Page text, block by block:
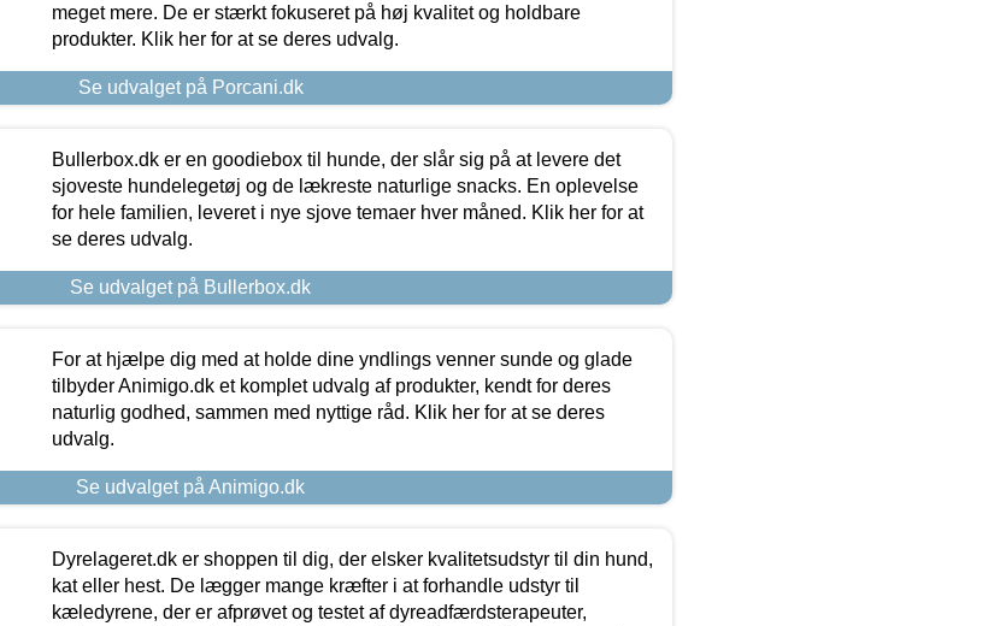
meget mere. De er stærkt fokuseret på høj kvalitet og holdbare
produkter. Klik her for at se deres udvalg.
Se udvalget på Porcani.dk
Bullerbox.dk er en goodiebox til hunde, der slår sig på at levere det
sjoveste hundelegetøj og de lækreste naturlige snacks. En oplevelse
for hele familien, leveret i nye sjove temaer hver måned. Klik her for at
se deres udvalg.
Se udvalget på Bullerbox.dk
For at hjælpe dig med at holde dine yndlings venner sunde og glade
tilbyder Animigo.dk et komplet udvalg af produkter, kendt for deres
naturlig godhed, sammen med nyttige råd. Klik her for at se deres
udvalg.
Se udvalget på Animigo.dk
Dyrelageret.dk er shoppen til dig, der elsker kvalitetsudstyr til din hund,
kat eller hest. De lægger mange kræfter i at forhandle udstyr til
kæledyrene, der er afprøvet og testet af dyreadfærdsterapeuter,